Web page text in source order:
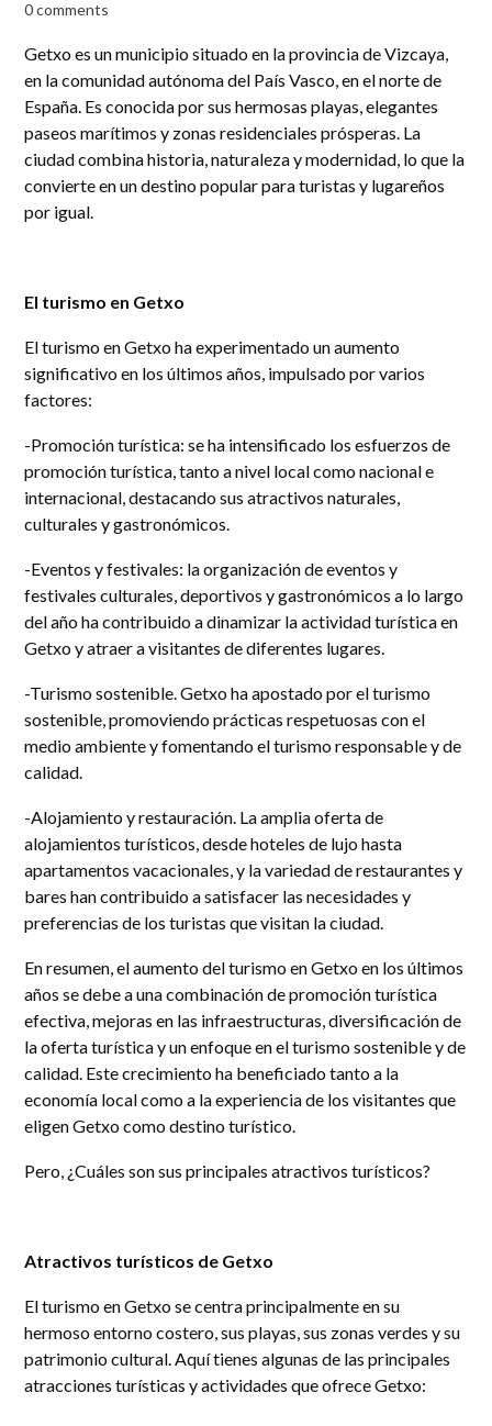
0 comments
Getxo es un municipio situado en la provincia de Vizcaya,
en la comunidad autónoma del País Vasco, en el norte de
España. Es conocida por sus hermosas playas, elegantes
paseos marítimos y zonas residenciales prósperas. La
ciudad combina historia, naturaleza y modernidad, lo que la
convierte en un destino popular para turistas y lugareños
por igual.
El turismo en Getxo
El turismo en Getxo ha experimentado un aumento
significativo en los últimos años, impulsado por varios
factores:
-Promoción turística: se ha intensificado los esfuerzos de
promoción turística, tanto a nivel local como nacional e
internacional, destacando sus atractivos naturales,
culturales y gastronómicos.
-Eventos y festivales: la organización de eventos y
festivales culturales, deportivos y gastronómicos a lo largo
del año ha contribuido a dinamizar la actividad turística en
Getxo y atraer a visitantes de diferentes lugares.
-Turismo sostenible. Getxo ha apostado por el turismo
sostenible, promoviendo prácticas respetuosas con el
medio ambiente y fomentando el turismo responsable y de
calidad.
-Alojamiento y restauración. La amplia oferta de
alojamientos turísticos, desde hoteles de lujo hasta
apartamentos vacacionales, y la variedad de restaurantes y
bares han contribuido a satisfacer las necesidades y
preferencias de los turistas que visitan la ciudad.
En resumen, el aumento del turismo en Getxo en los últimos
años se debe a una combinación de promoción turística
efectiva, mejoras en las infraestructuras, diversificación de
la oferta turística y un enfoque en el turismo sostenible y de
calidad. Este crecimiento ha beneficiado tanto a la
economía local como a la experiencia de los visitantes que
eligen Getxo como destino turístico.
Pero, ¿Cuáles son sus principales atractivos turísticos?
Atractivos turísticos de Getxo
El turismo en Getxo se centra principalmente en su
hermoso entorno costero, sus playas, sus zonas verdes y su
patrimonio cultural. Aquí tienes algunas de las principales
atracciones turísticas y actividades que ofrece Getxo: